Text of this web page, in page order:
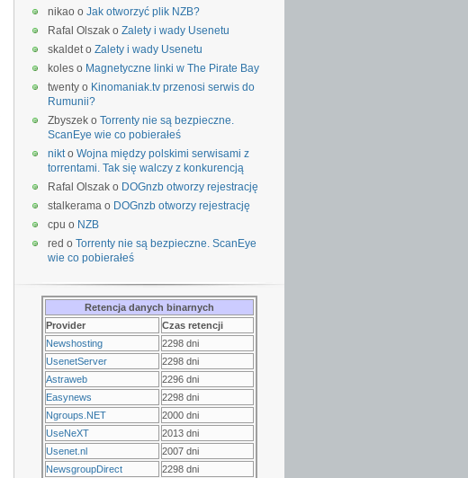
nikao o Jak otworzyć plik NZB?
Rafal Olszak o Zalety i wady Usenetu
skaldet o Zalety i wady Usenetu
koles o Magnetyczne linki w The Pirate Bay
twenty o Kinomaniak.tv przenosi serwis do
Rumunii?
Zbyszek o Torrenty nie są bezpieczne.
ScanEye wie co pobierałeś
nikto Wojna między polskimi serwisami z
torrentami. Tak się walczy z konkurencją
Rafal Olszak o DOGnzb otworzy rejestrację
stalkerama o DOGnzb otworzy rejestrację
cpu o NZB
red o Torrenty nie są bezpieczne. ScanEye
wie co pobierałeś
Retencja danych binarnych
Provider
Czas retencji
Newshosting
2298 dni
UsenetServer
2298 dni
Astraweb
2296 dni
Easynews
2298 dni
Ngroups.NET
2000 dni
UseNeXT
2013 dni
Usenet.nl
2007 dni
NewsgroupDirect
2298 dni